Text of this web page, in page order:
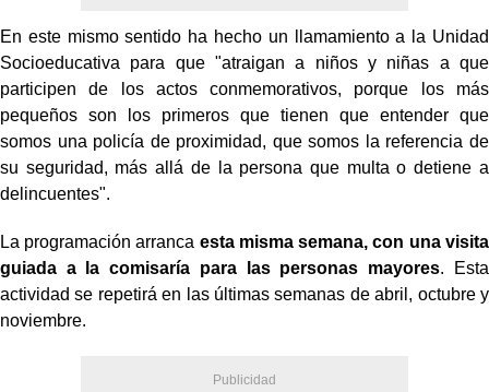
En este mismo sentido ha hecho un llamamiento a la Unidad
Socioeducativa para que "atraigan a niños y niñas a que
participen de los actos conmemorativos, porque los más
pequeños son los primeros que tienen que entender que
somos una policía de proximidad, que somos la referencia de
su seguridad, más allá de la persona que multa o detiene a
delincuentes".
La programación arranca esta misma semana, con una visita
guiada a la comisaría para las personas mayores. Esta
actividad se repetirá en las últimas semanas de abril, octubre y
noviembre.